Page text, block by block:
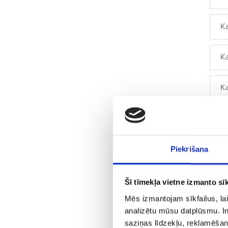
Piekrišana
Šī tīmekļa vietne izmanto
Mēs izmantojam sīkfailus,
analizētu mūsu datplūsmu.
saziņas līdzekļu,